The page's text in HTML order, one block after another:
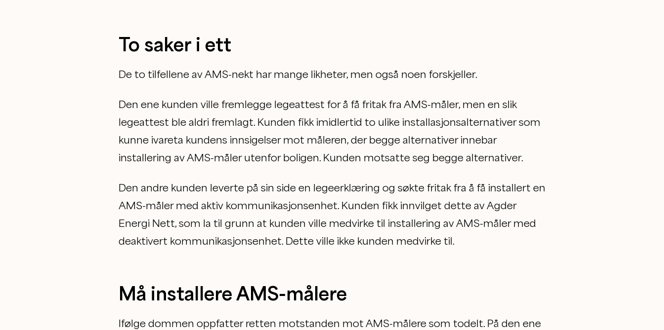
To saker i ett
De to tilfellene av AMS-nekt har mange likheter, men også noen forskjeller.
Den ene kunden ville fremlegge legeattest for å få fritak fra AMS-måler, men en slik
legeattest ble aldri fremlagt. Kunden fikk imidlertid to ulike installasjonsalternativer som
kunne ivareta kundens innsigelser mot måleren, der begge alternativer innebar
installering av AMS-måler utenfor boligen. Kunden motsatte seg begge alternativer.
Den andre kunden leverte på sin side en legeerklæring og søkte fritak fra å få installert en
AMS-måler med aktiv kommunikasjonsenhet. Kunden fikk innvilget dette av Agder
Energi Nett, som la til grunn at kunden ville medvirke til installering av AMS-måler med
deaktivert kommunikasjonsenhet. Dette ville ikke kunden medvirke til.
Må installere AMS-målere
Ifølge dommen oppfatter retten motstanden mot AMS-målere som todelt. På den ene